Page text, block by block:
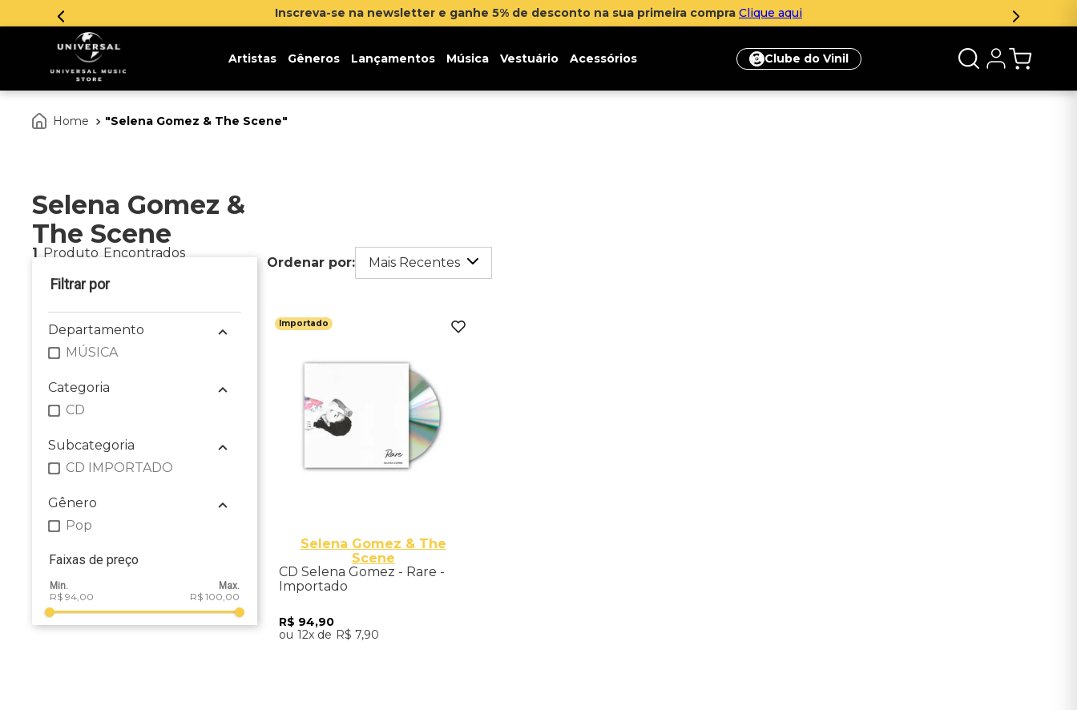
Inscreva-se na newsletter e ganhe 5% de desconto na sua primeira compra Clique aqui
Artistas Gêneros Lançamentos Música Vestuário Acessórios Clube do Vinil
Selena Gomez & The Scene
Selena Gomez &
The Scene
1 Produto
Departamento
MÚSICA
Categoria
CD
Subcategoria
CD IMPORTADO
Gênero
Pop
Faixas de preço
R$ 94,00 R$ 100,00
Mais Recentes
Importado
Selena Gomez & The
Scene
CD Selena Gomez - Rare -
Importado
R$ 94,90
12
R$ 7,90